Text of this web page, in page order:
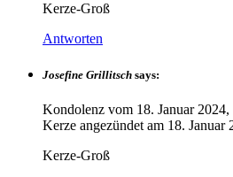
Kerze-Groß
Antworten
Josefine Grillitsch says:
Kondolenz vom 18. Januar
Kerze angezündet am 18. Januar
Kerze-Groß